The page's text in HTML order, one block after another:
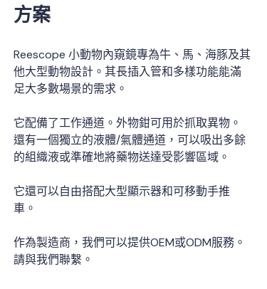
方案
Reescope 小動物內窺鏡專為牛、馬、海豚及其
他大型動物設計。其長插入管和多樣功能能滿
足大多數場景的需求。
它配備了工作通道。外物鉗可用於抓取異物。
還有一個獨立的液體/氣體通道，可以吸出多餘
的組織液或準確地將藥物送達受影響區域。
它還可以自由搭配大型顯示器和可移動手推
車。
作為製造商，我們可以提供OEM或ODM服務。
請與我們聯繫。